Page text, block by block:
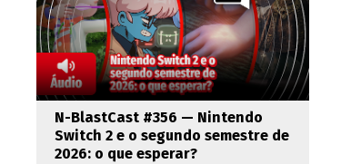
N-BlastCast #356 — Nintendo
Switch 2 e o segundo semestre de
2026: o que esperar?